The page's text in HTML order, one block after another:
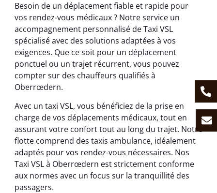
Besoin de un déplacement fiable et rapide pour
vos rendez-vous médicaux ? Notre service un
accompagnement personnalisé de Taxi VSL
spécialisé avec des solutions adaptées à vos
exigences. Que ce soit pour un déplacement
ponctuel ou un trajet récurrent, vous pouvez
compter sur des chauffeurs qualifiés à
Oberrœdern.
Avec un taxi VSL, vous bénéficiez de la prise en
charge de vos déplacements médicaux, tout en
assurant votre confort tout au long du trajet. Notre
flotte comprend des taxis ambulance, idéalement
adaptés pour vos rendez-vous nécessaires. Nos
Taxi VSL à Oberrœdern est strictement conforme
aux normes avec un focus sur la tranquillité des
passagers.